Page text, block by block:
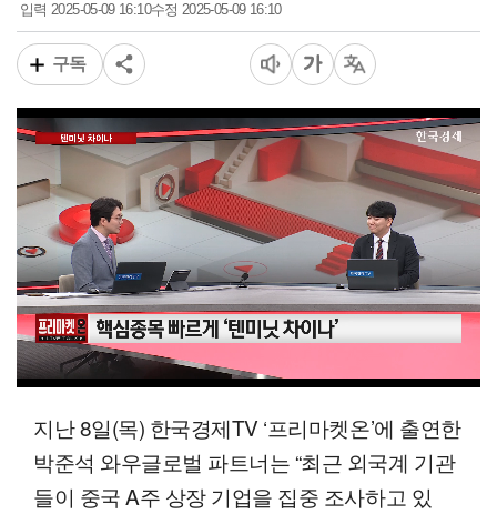
입력2025-05-09 16:10수정 2025-05-09 16:10
구독
00:12 08:12 일반배속
지난 8일(목) 한국경제TV ‘프리마켓온’에 출연한
박준석 와우글로벌 파트너는 “최근 외국계 기관
들이 중국 A주 상장 기업을 집중 조사하고 있